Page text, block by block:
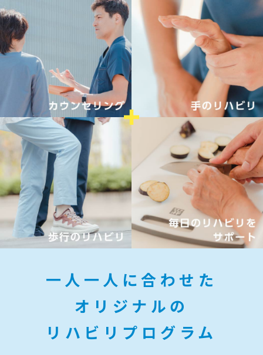
一人一人に合わせた
オリジナルの
リハビリプログラム